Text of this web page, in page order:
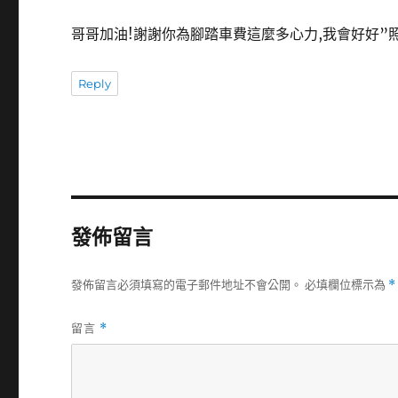
哥哥加油!謝謝你為腳踏車費這麼多心力,我會好好”
Reply
發佈留言
發佈留言必須填寫的電子郵件地址不會公開。 必填欄位標示為 *
留言 *